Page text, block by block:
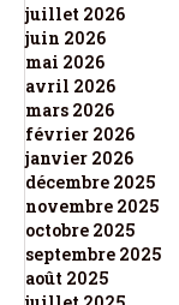
juillet 2026
juin 2026
mai 2026
avril 2026
mars 2026
février 2026
janvier 2026
décembre 2025
novembre 2025
octobre 2025
septembre 2025
août 2025